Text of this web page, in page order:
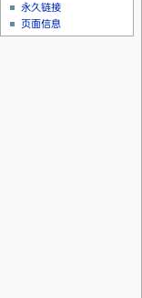
永久链接
页面信息